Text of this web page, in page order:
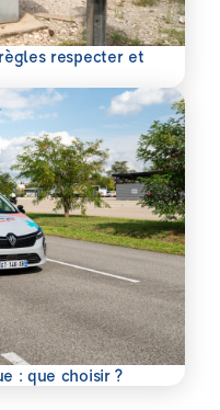
respecter et
: que choisir ?